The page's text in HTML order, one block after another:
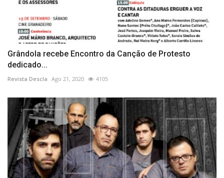
Grândola recebe Encontro da Canção de Protesto
dedicado...
Revista Descla Ago 21, 2020 4105